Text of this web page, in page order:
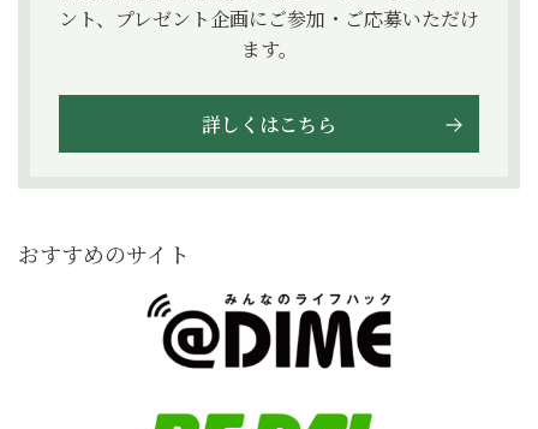
ント、プレゼント企画にご参加・ご応募いただけ
ます。
詳しくはこちら
おすすめのサイト